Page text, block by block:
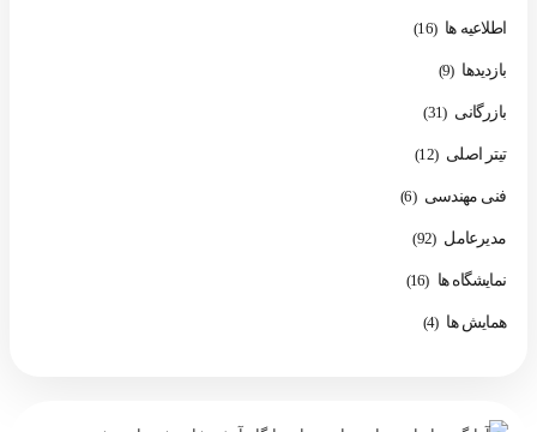
اطلاعیه ها (16)
بازدیدها (9)
بازرگانی (31)
تیتر اصلی (12)
فنی مهندسی (6)
مدیرعامل (92)
نمایشگاه ها (16)
همایش ها (4)